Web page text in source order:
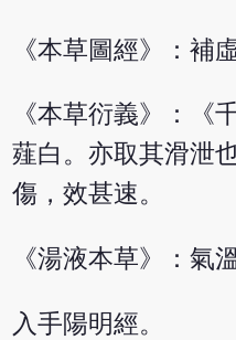
《本草圖經》：補
《本草衍義》：《
薤白。亦取其滑泄
傷，效甚速。
《湯液本草》：氣
入手陽明經。